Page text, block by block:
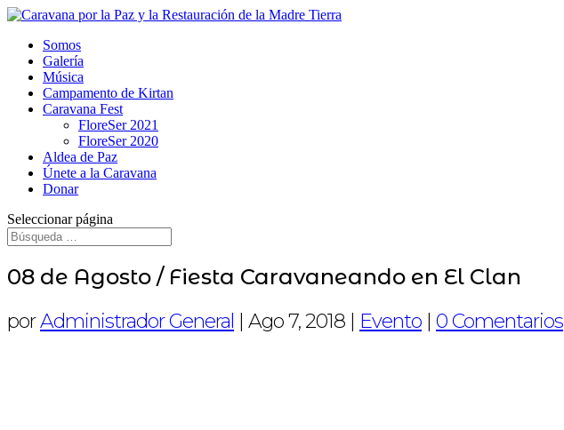
Somos
Galería
Música
Campamento de Kirtan
Caravana Fest
FloreSer 2021
FloreSer 2020
Aldea de Paz
Únete a la Caravana
Donar
Seleccionar página
08 de Agosto / Fiesta Caravaneando en El Clan
porAdministrador General | Ago 7, 2018 | Evento | 0 Comentarios